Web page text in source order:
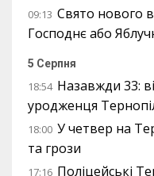
09:13 Свято нового
Господнє або
5 Серпня
18:54 Назавжди 33:
уродженця
18:00 У четвер на
та грози
17:16 Поліцейські